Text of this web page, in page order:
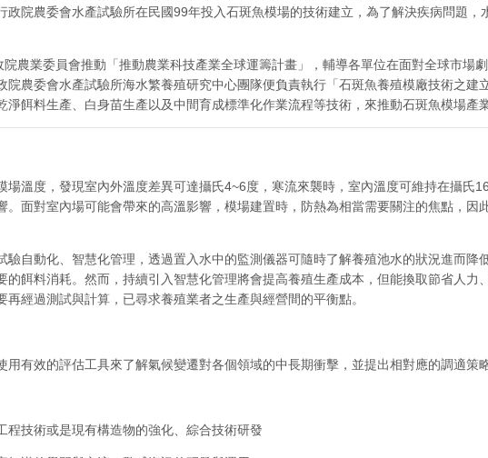
政院農委會水產試驗所在民國99年投入石斑魚模場的技術建立，為了解決疾病問題，
農業委員會推動「推動農業科技產業全球運籌計畫」，輔導各單位在面對全球市場
院農委會水產試驗所海水繁養殖研究中心團隊便負責執行「石斑魚養殖模廠技術之建
淨餌料生產、白身苗生產以及中間育成標準化作業流程等技術，來推動石斑魚模場產
場溫度，發現室內外溫度差異可達攝氏4~6度，寒流來襲時，室內溫度可維持在攝氏
。面對室內場可能會帶來的高溫影響，模場建置時，防熱為相當需要關注的焦點，因
驗自動化、智慧化管理，透過置入水中的監測儀器可隨時了解養殖池水的狀況進而降
的餌料消耗。然而，持續引入智慧化管理將會提高養殖生產成本，但能換取節省人力
再經過測試與計算，已尋求養殖業者之生產與經營間的平衡點。
用有效的評估工具來了解氣候變遷對各個領域的中長期衝擊，並提出相對應的調適策
程技術或是現有構造物的強化、綜合技術研發